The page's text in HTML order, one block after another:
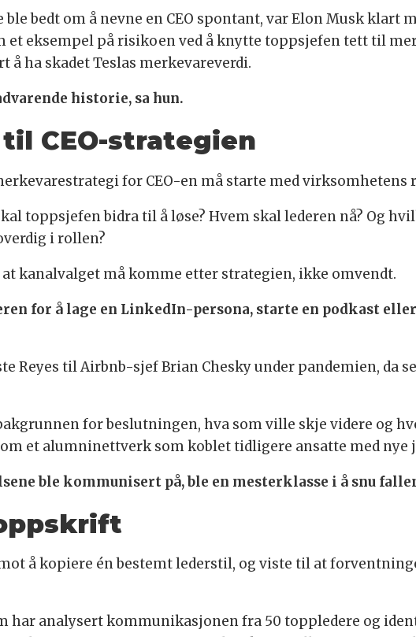
ble bedt om å nevne en CEO spontant, var Elon Musk klart
et eksempel på risikoen ved å knytte toppsjefen tett til
å ha skadet Teslas merkevareverdi.
historie, sa hun.
CEO-strategien
for CEO-en må starte med
toppsjefen bidra til å løse? Hvem skal lederen nå? Og
i rollen?
kanalvalget må komme etter strategien, ikke omvendt.
for å lage en LinkedIn-persona, starte en podkast
Reyes til Airbnb-sjef Brian Chesky under pandemien, da
for beslutningen, hva som ville skje videre og
et alumninettverk som koblet tidligere ansatte med nye
ble kommunisert på, ble en mesterklasse i å snu
å kopiere én bestemt lederstil, og viste til at
har analysert kommunikasjonen fra 50 toppledere og